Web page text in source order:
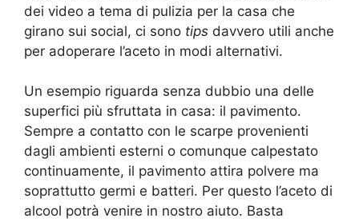
dei video a tema di pulizia per la casa che
girano sui social, ci sono tips davvero utili anche
per adoperare l’aceto in modi alternativi.
Un esempio riguarda senza dubbio una delle
superfici più sfruttata in casa: il pavimento.
Sempre a contatto con le scarpe provenienti
dagli ambienti esterni o comunque calpestato
continuamente, il pavimento attira polvere ma
soprattutto germi e batteri. Per questo l’aceto di
alcool potrà venire in nostro aiuto. Basta